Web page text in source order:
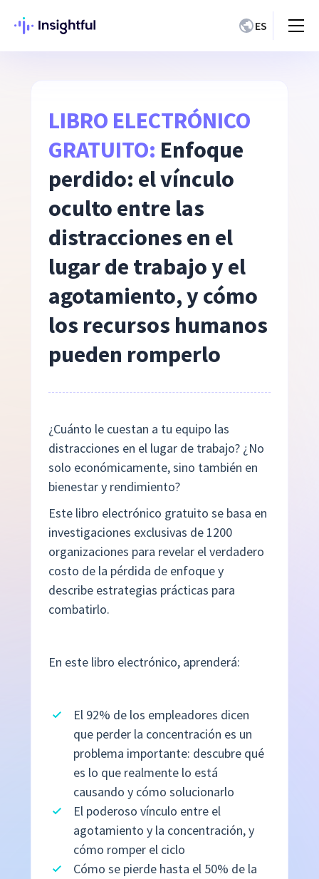
ES
LIBRO ELECTRÓNICO
GRATUITO: Enfoque
perdido: el vínculo
oculto entre las
distracciones en el
lugar de trabajo y el
agotamiento, y cómo
los recursos humanos
pueden romperlo
¿Cuánto le cuestan a tu equipo las
distracciones en el lugar de trabajo? ¿No
solo económicamente, sino también en
bienestar y rendimiento?
Este libro electrónico gratuito se basa en
investigaciones exclusivas de 1200
organizaciones para revelar el verdadero
costo de la pérdida de enfoque y
describe estrategias prácticas para
combatirlo.
En este libro electrónico, aprenderá:
El 92% de los empleadores dicen
que perder la concentración es un
problema importante: descubre qué
es lo que realmente lo está
causando y cómo solucionarlo
El poderoso vínculo entre el
agotamiento y la concentración, y
cómo romper el ciclo
Cómo se pierde hasta el 50% de la